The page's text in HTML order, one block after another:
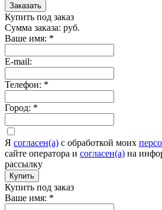
Заказать
Купить под заказ
Сумма заказа: руб.
Ваше имя: *
E-mail:
Телефон: *
Город: *
Я согласен(а) c обработкой моих
сайте оператора и согласен(а) на
рассылку
Купить
Купить под заказ
Ваше имя: *